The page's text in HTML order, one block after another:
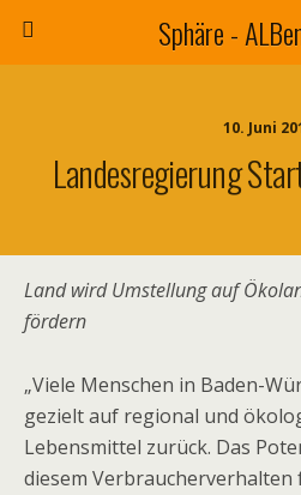
Sphäre -
10. Juni
Landesregierung
Land wird Umstellung auf
fördern
„Viele Menschen in Baden-
gezielt auf regional und
Lebensmittel zurück. Das
diesem